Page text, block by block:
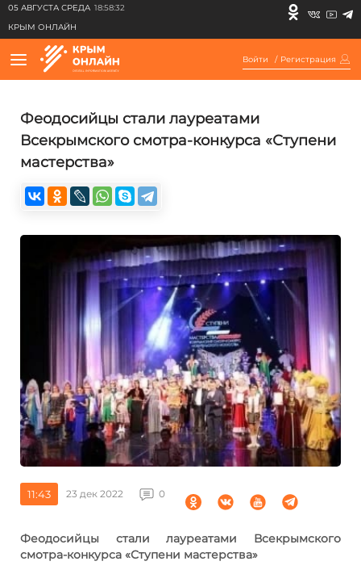
05 АВГУСТА СРЕДА 18:58:32
КРЫМ ОНЛАЙН
Войти / Регистрация
Феодосийцы стали лауреатами
Всекрымского смотра-конкурса «Ступени
мастерства»
11:43 23 дек 2022 0
Феодосийцы стали лауреатами Всекрымского
смотра-конкурса «Ступени мастерства»